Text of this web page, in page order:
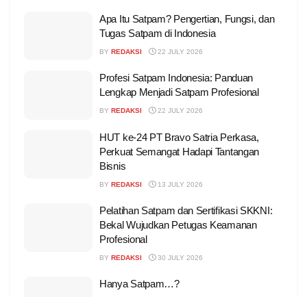
Apa Itu Satpam? Pengertian, Fungsi, dan
Tugas Satpam di Indonesia
BY REDAKSI 22 JULY 2026
Profesi Satpam Indonesia: Panduan
Lengkap Menjadi Satpam Profesional
BY REDAKSI 22 JULY 2026
HUT ke-24 PT Bravo Satria Perkasa,
Perkuat Semangat Hadapi Tantangan
Bisnis
BY REDAKSI 13 JULY 2026
Pelatihan Satpam dan Sertifikasi SKKNI:
Bekal Wujudkan Petugas Keamanan
Profesional
BY REDAKSI 30 JULY 2026
Hanya Satpam…?